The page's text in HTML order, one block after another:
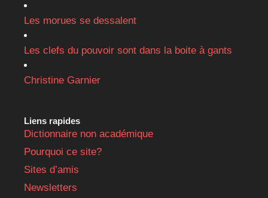
Les morues se dessalent
Les clefs du pouvoir sont dans la boite à gants
Christine Garnier
Liens rapides
Dictionnaire non académique
Pourquoi ce site?
Sites d’amis
Newsletters